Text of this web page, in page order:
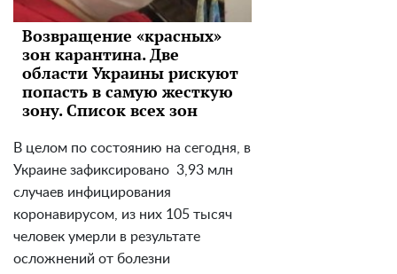
Возвращение «красных»
зон карантина. Две
области Украины рискуют
попасть в самую жесткую
зону. Список всех зон
В целом по состоянию на сегодня, в
Украине зафиксировано 3,93 млн
случаев инфицирования
коронавирусом, из них 105 тысяч
человек умерли в результате
осложнений от болезни